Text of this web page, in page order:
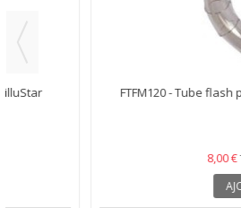
FTFM120 - Tube flash pour FM-120 -
Hors frais
AJOUTER AU